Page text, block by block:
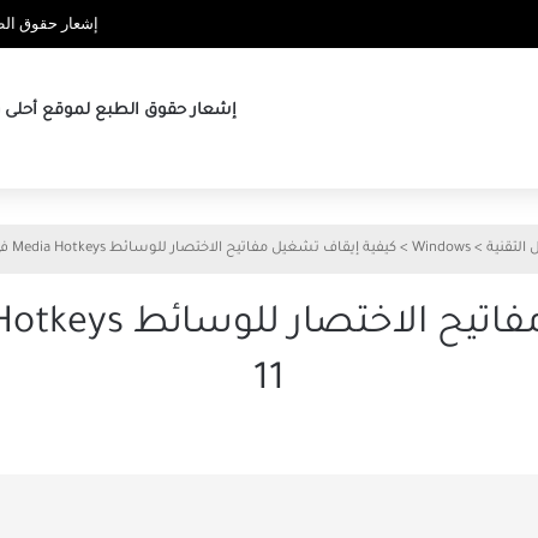
إشعار حقوق
إشعار حقوق الطبع لموقع أحلى
التقنية >
Windows
> كيفية إيقاف تشغيل مفاتيح الاختصار للوسائط Media Hotkeys في Windows 11
11